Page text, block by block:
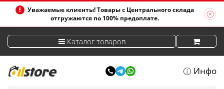
Уважаемые клиенты! Товары с Центрального склада
отгружаются по 100% предоплате.
Каталог товаров
Инфо